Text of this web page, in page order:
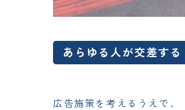
あらゆる人が交差す
広告施策を考えるうえで